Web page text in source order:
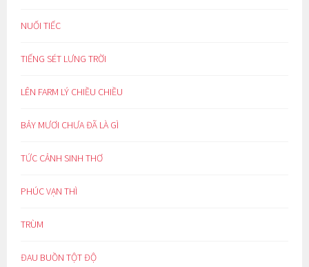
NUỐI TIẾC
TIẾNG SÉT LƯNG TRỜI
LÊN FARM LÝ CHIỀU CHIỀU
BẢY MƯƠI CHƯA ĐÃ LÀ GÌ
TỨC CẢNH SINH THƠ
PHÚC VẠN THÌ
TRÙM
ĐAU BUỒN TỘT ĐỘ